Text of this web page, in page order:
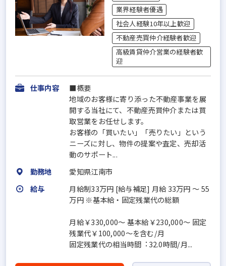
業界経験者優遇
社会人経験10年以上歓迎
不動産売買仲介経験者歓迎
高級賃貸仲介営業の経験者歓
迎
仕事内容
■概要
地域のお客様に寄り添った不動産事業を展
開する当社にて、不動産売買仲介または買
取営業をお任せします。
お客様の「買いたい」「売りたい」という
ニーズに対し、物件の提案や査定、売却活
動のサポート...
勤務地
愛知県江南市
給与
月給制33万円 [給与補足] 月給 33万円 ～ 55
万円 ※基本給・固定残業代の総額
⽉給￥330,000〜 基本給￥230,000〜 固定
残業代￥100,000〜を含む/⽉
固定残業代の相当時間︓32.0時間/⽉...